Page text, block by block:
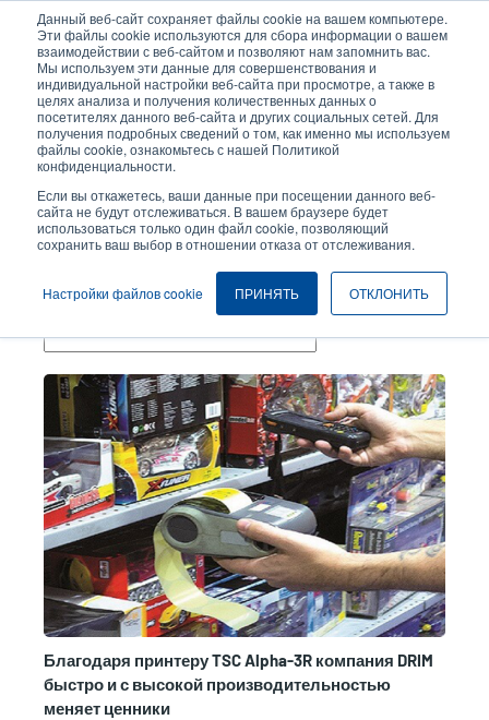
Данный веб-сайт сохраняет файлы cookie на вашем компьютере.
Эти файлы cookie используются для сбора информации о вашем
взаимодействии с веб-сайтом и позволяют нам запомнить вас.
Мы используем эти данные для совершенствования и
индивидуальной настройки веб-сайта при просмотре, а также в
целях анализа и получения количественных данных о
посетителях данного веб-сайта и других социальных сетей. Для
получения подробных сведений о том, как именно мы используем
файлы cookie, ознакомьтесь с нашей Политикой
конфиденциальности.
Если вы откажетесь, ваши данные при посещении данного веб-
сайта не будут отслеживаться. В вашем браузере будет
использоваться только один файл cookie, позволяющий
сохранить ваш выбор в отношении отказа от отслеживания.
Настройки файлов cookie ПРИНЯТЬ ОТКЛОНИТЬ
основному
содержанию
User
account
menu
User
Header
Селектор изделий
Связаться с отделом продаж
Точки Розничных Продаж
Благодаря принтеру TSC Alpha-3R компания DRIM
быстро и с высокой производительностью
меняет ценники